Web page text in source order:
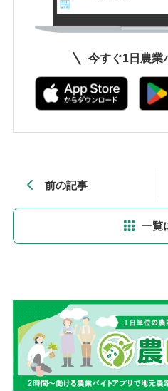
今すぐ1日農業
前の記事
一覧